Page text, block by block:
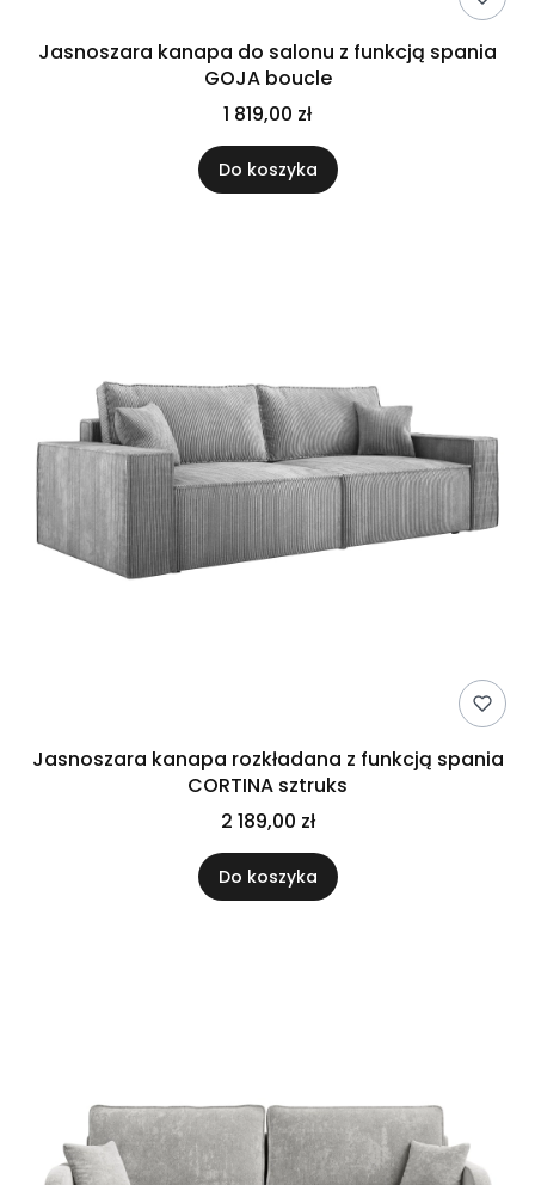
Jasnoszara kanapa do salonu z funkcją spania
GOJA boucle
1 819,00 zł
Do koszyka
Jasnoszara kanapa rozkładana z funkcją spania
CORTINA sztruks
2 189,00 zł
Do koszyka